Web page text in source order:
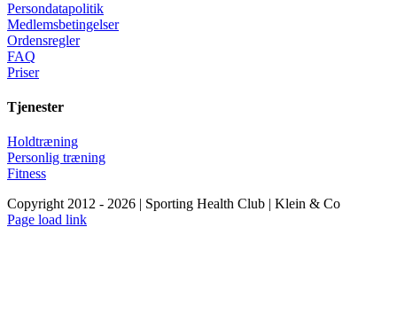
Persondatapolitik
Medlemsbetingelser
Ordensregler
FAQ
Priser
Tjenester
Holdtræning
Personlig træning
Fitness
Copyright 2012 - 2026 | Sporting Health Club | Klein & Co
Facebook
Instagram
YouTube
Page load link